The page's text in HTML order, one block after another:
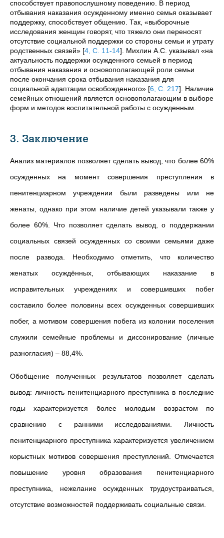
способствует правопослушному поведению. В период
отбывания наказания осужденному именно семья оказывает
поддержку, способствует общению. Так, «выборочные
исследования женщин говорят, что тяжело они переносят
отсутствие социальной поддержки со стороны семьи и утрату
родственных связей» [4, C. 11-14]. Михлин А.С. указывал «на
актуальность поддержки осужденного семьей в период
отбывания наказания и основополагающей роли семьи
после окончания срока отбывания наказания для
социальной адаптации освобожденного» [6, C. 217]. Наличие
семейных отношений является основополагающим в выборе
форм и методов воспитательной работы с осужденным.
3. Заключение
Анализ материалов позволяет сделать вывод, что более 60%
осужденных на момент совершения преступления в
пенитенциарном учреждении были разведены или не
женаты, однако при этом наличие детей указывали также у
более 60%. Что позволяет сделать вывод, о поддержании
социальных связей осужденных со своими семьями даже
после развода. Необходимо отметить, что количество
женатых осуждённых, отбывающих наказание в
исправительных учреждениях и совершивших побег
составило более половины всех осужденных совершивших
побег, а мотивом совершения побега из колонии поселения
служили семейные проблемы и диссонирование (личные
разногласия) – 88,4%.
Обобщение полученных результатов позволяет сделать
вывод: личность пенитенциарного преступника в последние
годы характеризуется более молодым возрастом по
сравнению с ранними исследованиями. Личность
пенитенциарного преступника характеризуется увеличением
корыстных мотивов совершения преступлений. Отмечается
повышение уровня образования пенитенциарного
преступника, нежелание осужденных трудоустраиваться,
отсутствие возможностей поддерживать социальные связи.